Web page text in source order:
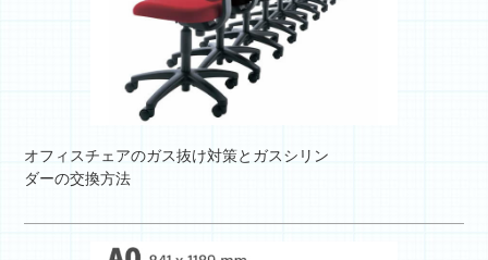
オフィスチェアのガス抜け対策とガスシリン
ダーの交換方法